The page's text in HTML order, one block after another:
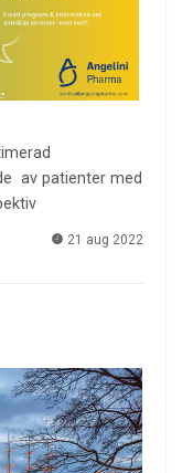
av patienter med
21 aug 2022